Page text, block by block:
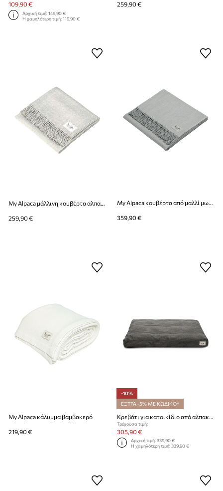
109,90 €
Αρχική τιμή:149,90 €
Η χαμηλότερη τιμή:119,90 €
259,90 €
My Alpaca μάλλινη κουβέρτα αλπακά
259,90 € 359,90 €
My Alpaca κάλυμμα βαμβακερό
219,90 €
-10%
ΕΞΤΡΑ -5% ΜΕ ΚΩΔΙΚΟ*
Τρέχουσα τιμή:
305,90 €
Αρχική τιμή:339,90 €
Η χαμηλότερη τιμή:339,90 €